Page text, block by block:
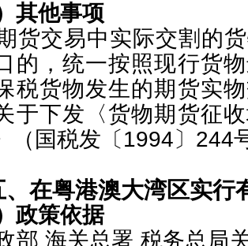
其他事项
货交易中实际交割的
的，统一按照现行货
税货物发生的期货实
于下发〈货物期货征
（国税发〔1994〕244
、在粤港澳大湾区实行
政策依据
部 海关总署 税务总局